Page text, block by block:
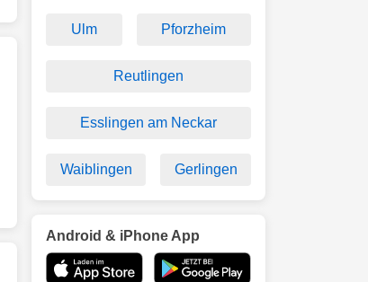
Ulm Pforzheim
Reutlingen
Esslingen am Neckar
Waiblingen Gerlingen
Android & iPhone App